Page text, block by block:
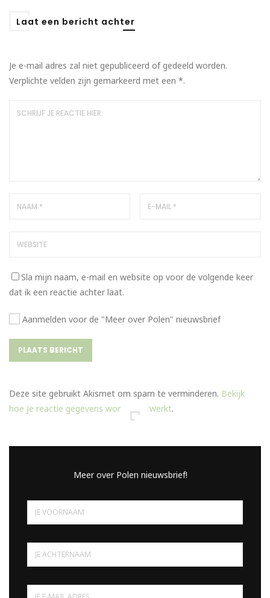
Laat een bericht achter
Je e-mail adres zal niet gepubliceerd of gedeeld worden.
Verplichte velden zijn gemarkeerd met een *.
Sla mijn naam, e-mail en website op voor de volgende keer
dat ik een reactie achter laat.
Aanmelden voor de "Meer over Polen" nieuwsbrief
Deze site gebruikt Akismet om spam te verminderen. Bekijk
hoe je reactie gegevens worden verwerkt.
Meer over Polen nieuwsbrief!